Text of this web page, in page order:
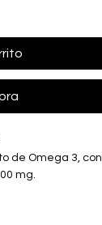
de Omega 3, con
mg.